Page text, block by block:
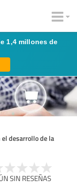
1,4 millones de
el desarrollo de la
SIN RESEÑAS